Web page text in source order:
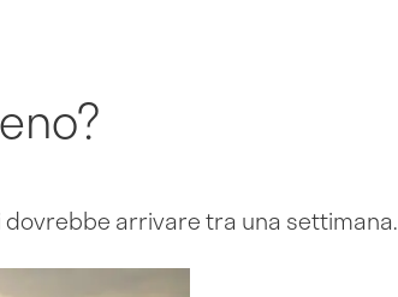
dovrebbe arrivare tra una settimana.